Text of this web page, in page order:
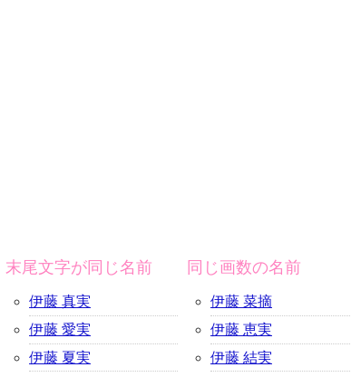
末尾文字が同じ名前
伊藤 真実
伊藤 愛実
伊藤 夏実
同じ画数の名前
伊藤 菜摘
伊藤 恵実
伊藤 結実